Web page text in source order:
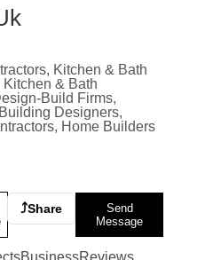
Kitchen & Bath
& Bath
Build Firms,
Designers,
Home Builders
⤴Share
Send
Message
BusinessReviews